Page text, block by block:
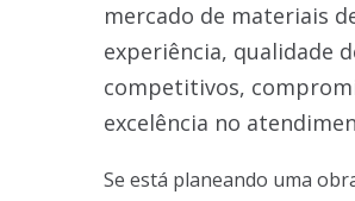
mercado de materiais
experiência, qualidade
competitivos,
excelência no
Se está planeando uma